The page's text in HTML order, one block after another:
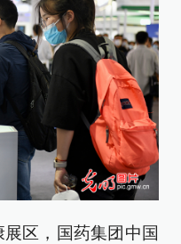
区，国药集团中国